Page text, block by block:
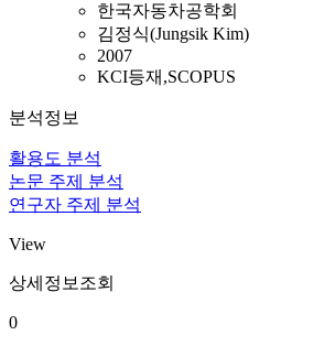
한국자동차공학회
김정식(Jungsik Kim)
2007
KCI등재,SCOPUS
분석정보
활용도 분석
논문 주제 분석
연구자 주제 분석
View
상세정보조회
0